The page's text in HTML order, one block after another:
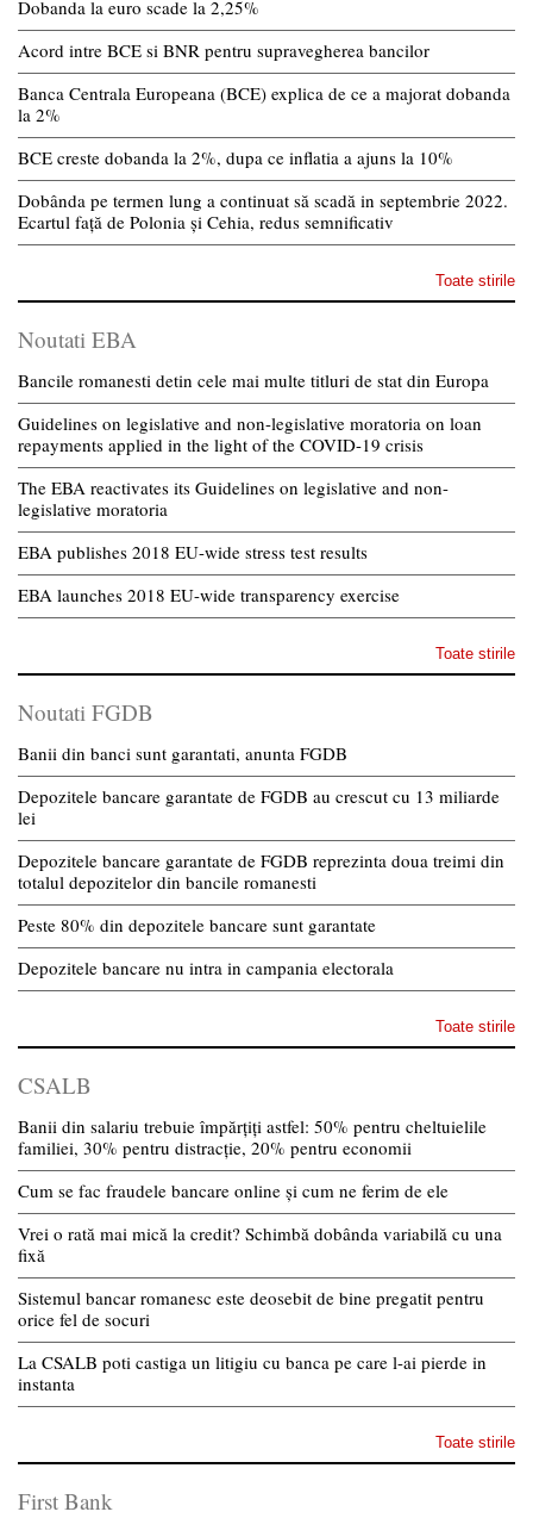
Dobanda la euro scade la 2,25%
Acord intre BCE si BNR pentru supravegherea bancilor
Banca Centrala Europeana (BCE) explica de ce a majorat dobanda
la 2%
BCE creste dobanda la 2%, dupa ce inflatia a ajuns la 10%
Dobânda pe termen lung a continuat să scadă in septembrie 2022.
Ecartul față de Polonia și Cehia, redus semnificativ
Toate stirile
Noutati EBA
Bancile romanesti detin cele mai multe titluri de stat din Europa
Guidelines on legislative and non-legislative moratoria on loan
repayments applied in the light of the COVID-19 crisis
The EBA reactivates its Guidelines on legislative and non-
legislative moratoria
EBA publishes 2018 EU-wide stress test results
EBA launches 2018 EU-wide transparency exercise
Toate stirile
Noutati FGDB
Banii din banci sunt garantati, anunta FGDB
Depozitele bancare garantate de FGDB au crescut cu 13 miliarde
lei
Depozitele bancare garantate de FGDB reprezinta doua treimi din
totalul depozitelor din bancile romanesti
Peste 80% din depozitele bancare sunt garantate
Depozitele bancare nu intra in campania electorala
Toate stirile
CSALB
Banii din salariu trebuie împărțiți astfel: 50% pentru cheltuielile
familiei, 30% pentru distracție, 20% pentru economii
Cum se fac fraudele bancare online și cum ne ferim de ele
Vrei o rată mai mică la credit? Schimbă dobânda variabilă cu una
fixă
Sistemul bancar romanesc este deosebit de bine pregatit pentru
orice fel de socuri
La CSALB poti castiga un litigiu cu banca pe care l-ai pierde in
instanta
Toate stirile
First Bank